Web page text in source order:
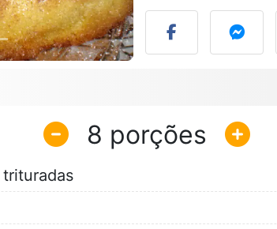
8
trituradas